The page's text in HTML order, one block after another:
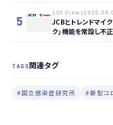
5
103 Views
JCBとトレンドマイ
ク」機能を常設し不
TAGS関連タグ
#国立感染症研究所 #新型コ